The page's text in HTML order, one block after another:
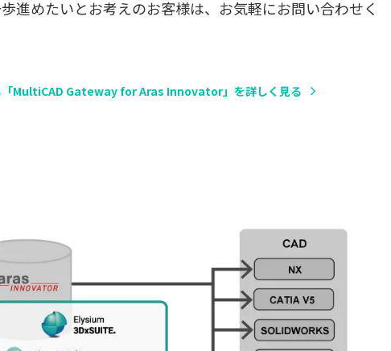
進めたいとお考えのお客様は、お気軽にお問い合わせく
MultiCAD Gateway for Aras Innovator」を詳しく見る